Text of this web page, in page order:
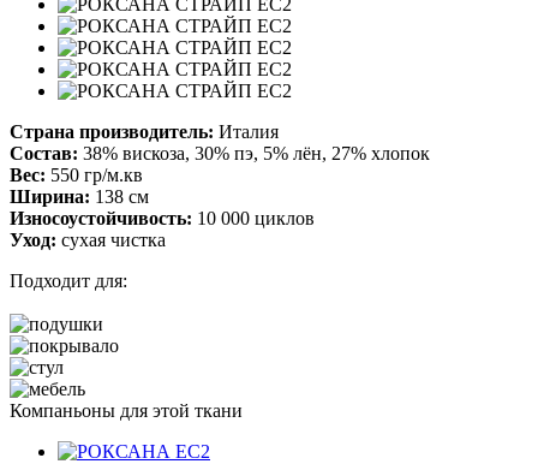
Страна производитель: Италия
Состав: 38% вискоза, 30% пэ, 5% лён, 27% хлопок
Вес: 550 гр/м.кв
Ширина: 138 см
Износоустойчивость: 10 000 циклов
Уход: сухая чистка
Подходит для:
Компаньоны для этой ткани